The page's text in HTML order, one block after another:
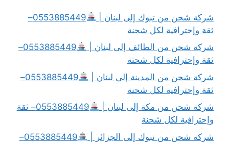
شركة شحن من تبوك إلى لبنان |
0553885449–
ثقة وإحترافية لكل شحنة
شركة شحن من الطائف إلى لبنان |
0553885449–
ثقة وإحترافية لكل شحنة
شركة شحن من المدينة إلى لبنان |
0553885449–
ثقة وإحترافية لكل شحنة
شركة شحن من مكة إلى لبنان |
0553885449– ثقة
وإحترافية لكل شحنة
شركة شحن من تبوك إلى الجزائر |
0553885449–